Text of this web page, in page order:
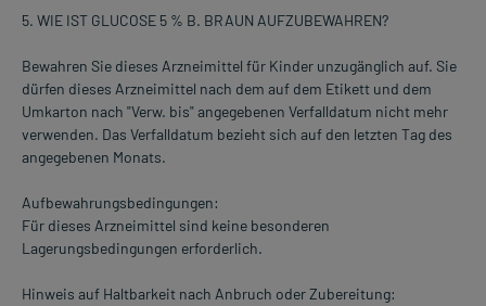
5. WIE IST GLUCOSE 5 % B. BRAUN AUFZUBEWAHREN?
Bewahren Sie dieses Arzneimittel für Kinder unzugänglich auf. Sie
dürfen dieses Arzneimittel nach dem auf dem Etikett und dem
Umkarton nach "Verw. bis" angegebenen Verfalldatum nicht mehr
verwenden. Das Verfalldatum bezieht sich auf den letzten Tag des
angegebenen Monats.
Aufbewahrungsbedingungen:
Für dieses Arzneimittel sind keine besonderen
Lagerungsbedingungen erforderlich.
Hinweis auf Haltbarkeit nach Anbruch oder Zubereitung: